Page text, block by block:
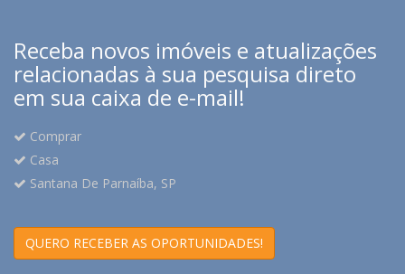
Receba novos imóveis e atualizações
relacionadas à sua pesquisa direto
em sua caixa de e-mail!
Comprar
Casa
Santana De Parnaíba, SP
QUERO RECEBER AS OPORTUNIDADES!